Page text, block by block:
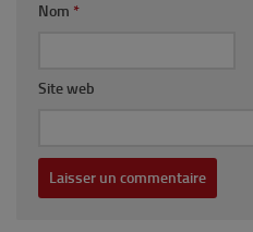
Nom *
Site web